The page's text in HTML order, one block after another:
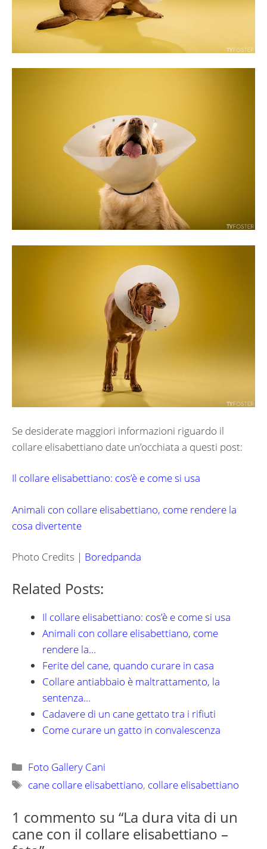
Se desiderate maggiori informazioni riguardo il
collare elisabettiano date un’occhiata a questi post:
Il collare elisabettiano: cos’è e come si usa
Animali con collare elisabettiano, come rendere la
cosa divertente
Photo Credits | Boredpanda
Related Posts:
Il collare elisabettiano: cos’è e come si usa
Animali con collare elisabettiano, come
rendere la…
Ferite del cane, quando curare in casa
Collare antiabbaio è maltrattamento, la
sentenza…
Cadavere di un cane gettato tra i rifiuti
Come curare un gatto in convalescenza
Categorie
Foto Gallery Cani
Tag
cane collare elisabettiano, collare elisabettiano
1 commento su “La dura vita di un
cane con il collare elisabettiano –